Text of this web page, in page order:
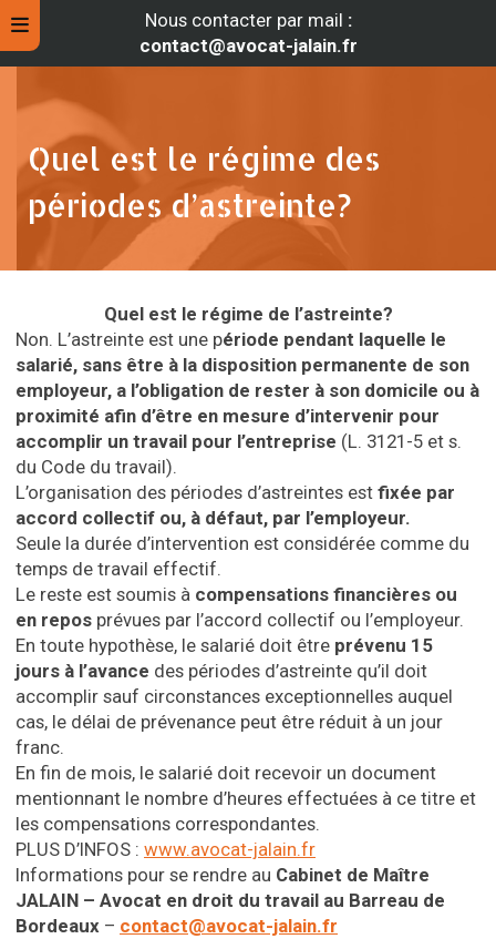
Nous contacter par mail :
contact@avocat-jalain.fr
Quel est le régime des
périodes d’astreinte?
Quel est le régime de l’astreinte?
Non. L’astreinte est une période pendant laquelle le
salarié, sans être à la disposition permanente de son
employeur, a l’obligation de rester à son domicile ou à
proximité afin d’être en mesure d’intervenir pour
accomplir un travail pour l’entreprise (L. 3121-5 et s.
du Code du travail).
L’organisation des périodes d’astreintes est fixée par
accord collectif ou, à défaut, par l’employeur.
Seule la durée d’intervention est considérée comme du
temps de travail effectif.
Le reste est soumis à compensations financières ou
en repos prévues par l’accord collectif ou l’employeur.
En toute hypothèse, le salarié doit être prévenu 15
jours à l’avance des périodes d’astreinte qu’il doit
accomplir sauf circonstances exceptionnelles auquel
cas, le délai de prévenance peut être réduit à un jour
franc.
En fin de mois, le salarié doit recevoir un document
mentionnant le nombre d’heures effectuées à ce titre et
les compensations correspondantes.
PLUS D’INFOS : www.avocat-jalain.fr
Informations pour se rendre au Cabinet de Maître
JALAIN – Avocat en droit du travail au Barreau de
Bordeaux – contact@avocat-jalain.fr